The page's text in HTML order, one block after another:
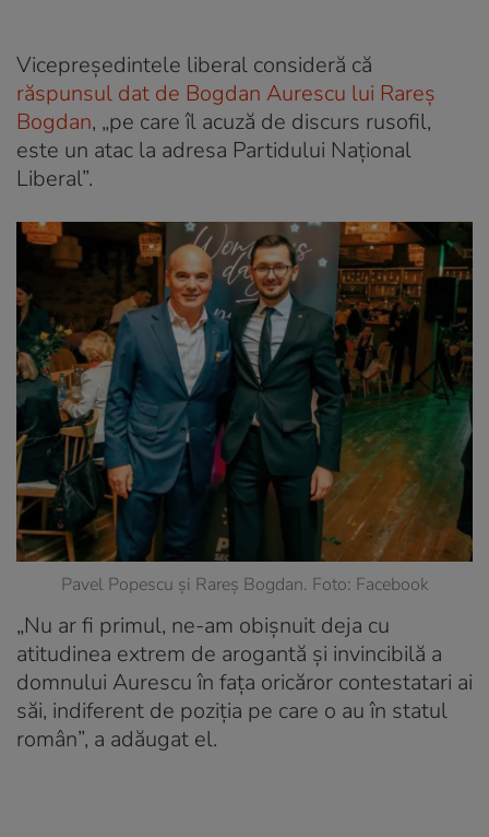
Vicepreședintele liberal consideră că
răspunsul dat de Bogdan Aurescu lui Rareș
Bogdan, „pe care îl acuză de discurs rusofil,
este un atac la adresa Partidului Național
Liberal”.
Pavel Popescu și Rareș Bogdan. Foto: Facebook
„Nu ar fi primul, ne-am obișnuit deja cu
atitudinea extrem de arogantă și invincibilă a
domnului Aurescu în fața oricăror contestatari ai
săi, indiferent de poziția pe care o au în statul
român”, a adăugat el.